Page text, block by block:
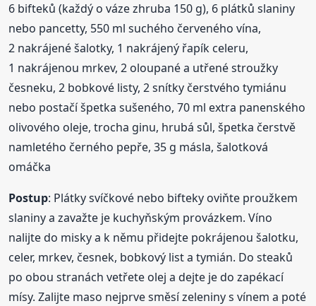
6 bifteků (každý o váze zhruba 150 g), 6 plátků slaniny
nebo pancetty, 550 ml suchého červeného vína,
2 nakrájené šalotky, 1 nakrájený řapík celeru,
1 nakrájenou mrkev, 2 oloupané a utřené stroužky
česneku, 2 bobkové listy, 2 snítky čerstvého tymiánu
nebo postačí špetka sušeného, 70 ml extra panenského
olivového oleje, trocha ginu, hrubá sůl, špetka čerstvě
namletého černého pepře, 35 g másla, šalotková
omáčka
Postup: Plátky svíčkové nebo bifteky oviňte proužkem
slaniny a zavažte je kuchyňským provázkem. Víno
nalijte do misky a k němu přidejte pokrájenou šalotku,
celer, mrkev, česnek, bobkový list a tymián. Do steaků
po obou stranách vetřete olej a dejte je do zapékací
mísy. Zalijte maso nejprve směsí zeleniny s vínem a poté